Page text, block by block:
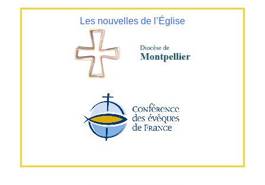
Les nouvelles de l’Église